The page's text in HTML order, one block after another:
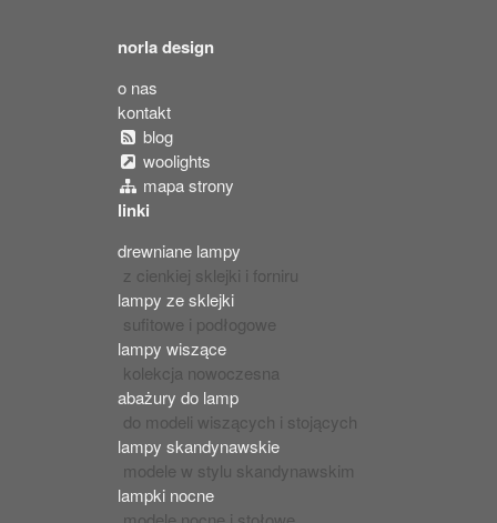
norla design
o nas
kontakt
blog
woolights
mapa strony
linki
drewniane lampy
z cienkiej sklejki i forniru
lampy ze sklejki
sufitowe i podłogowe
lampy wiszące
kolekcja nowoczesna
abażury do lamp
do modeli wiszących i stojących
lampy skandynawskie
modele w stylu skandynawskim
lampki nocne